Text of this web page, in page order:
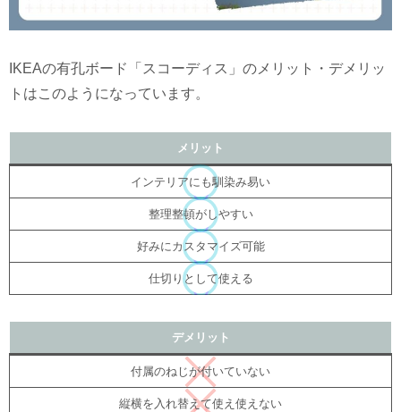
IKEAの有孔ボード「スコーディス」のメリット・デメリッ
トはこのようになっています。
メリット
インテリアにも馴染み易い
整理整頓がしやすい
好みにカスタマイズ可能
仕切りとして使える
デメリット
付属のねじが付いていない
縦横を入れ替えて使え使えない